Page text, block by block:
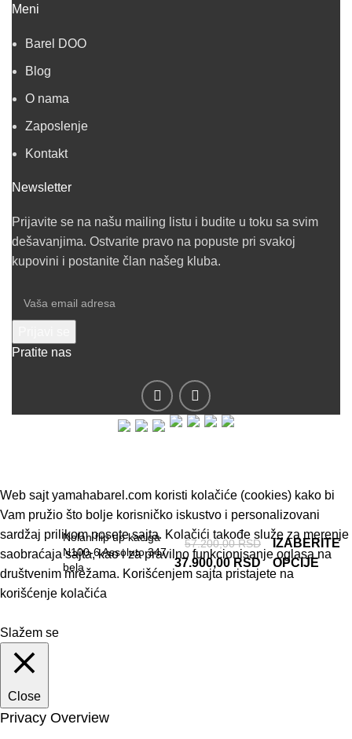
Meni
Barel DOO
Blog
O nama
Zaposlenje
Kontakt
Newsletter
Prijavite se na našu mailing listu i budite u toku sa svim
dešavanjima. Ostvarite pravo na popuste pri svakoj
kupovini i postanite član našeg kluba.
Pratite nas
Nolan flip up kaciga
N100-6 Assoluto 347
bela
57.200,00RSD
37.900,00RSD
IZABERITE
OPCIJE
Web sajt yamahabarel.com koristi kolačiće (cookies) kako bi
Vam pružio što bolje korisničko iskustvo i personalizovani
sardžaj prilikom posete sajta. Kolačići takođe služe za merenje
saobraćaja sajta, kao i za pravilno funkcionisanje oglasa na
društvenim mrežama. Korišćenjem sajta pristajete na
korišćenje kolačića
Slažem se
Close
Privacy Overview